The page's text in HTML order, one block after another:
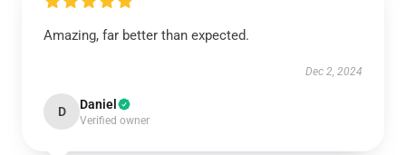
Amazing, far better than expected.
Dec 2, 2024
D Daniel
Verified owner